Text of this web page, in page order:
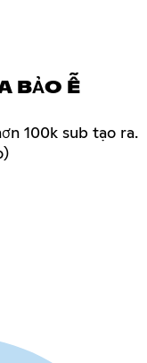
BẢO Ễ
100k sub tạo ra.